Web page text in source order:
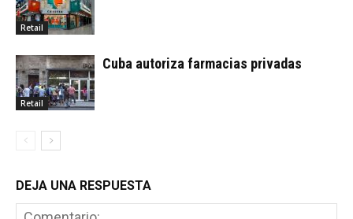
Retail
Retail
Cuba autoriza farmacias privadas
DEJA UNA RESPUESTA